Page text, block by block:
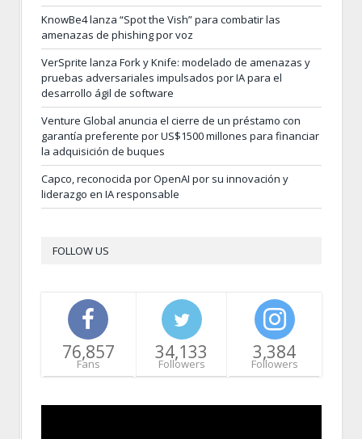
KnowBe4 lanza “Spot the Vish” para combatir las
amenazas de phishing por voz
VerSprite lanza Fork y Knife: modelado de amenazas y
pruebas adversariales impulsados por IA para el
desarrollo ágil de software
Venture Global anuncia el cierre de un préstamo con
garantía preferente por US$1500 millones para financiar
la adquisición de buques
Capco, reconocida por OpenAI por su innovación y
liderazgo en IA responsable
FOLLOW US
76,857
Fans
34,133
Followers
3,384
Followers